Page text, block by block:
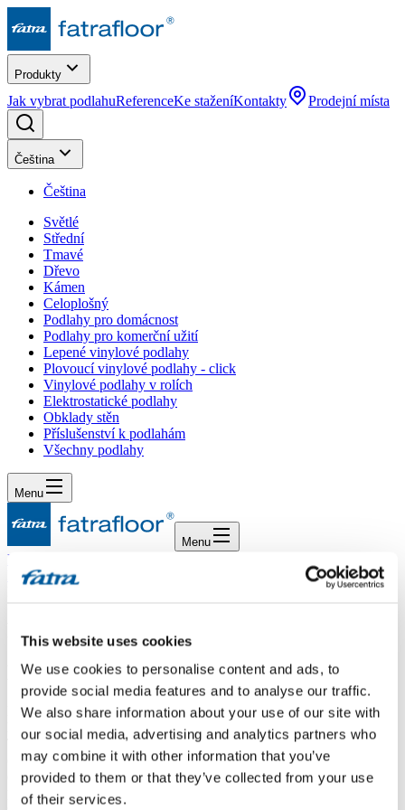
This website uses cookies
We use cookies to personalise content and ads, to
provide social media features and to analyse our traffic.
We also share information about your use of our site with
our social media, advertising and analytics partners who
may combine it with other information that you’ve
provided to them or that they’ve collected from your use
of their services.
Produkty
Jak vybrat podlahuReferenceKe staženíKontakty Prodejní místa
Čeština
Čeština
Světlé
Střední
Tmavé
Dřevo
Kámen
Celoplošný
Podlahy pro domácnost
Podlahy pro komerční užití
Lepené vinylové podlahy
Plovoucí vinylové podlahy - click
Vinylové podlahy v rolích
Elektrostatické podlahy
Obklady stěn
Příslušenství k podlahám
Všechny podlahy
Menu
Menu
Domů
Dotazy/
Pokládka na Lino
Dotaz
Dobrý den, slyšel jsem o pokládce plovoucí podlahy na původní
linoleum v panelákovém bytě. Přemýšlím o variantě SILVERO-
TOP nebo WELL-CLICK z důvodů menší tloušťky. Pokládka jen
obývací pokoje. Předpokládám, že mi asi pokládku nedoporučíte z
důvodu možné nerovnosti nebo nezpevněného podkladu což je
původní linoleum. Ale i tak se chci zeptat, zda jste to již v minulosti